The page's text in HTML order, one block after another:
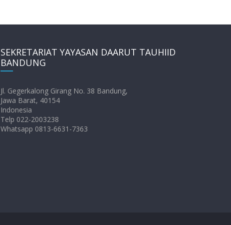
SEKRETARIAT YAYASAN DAARUT TAUHIID
BANDUNG
Jl. Gegerkalong Girang No. 38 Bandung,
Jawa Barat, 40154
Indonesia
Telp 022-2003238
Whatsapp 0813-6631-7363